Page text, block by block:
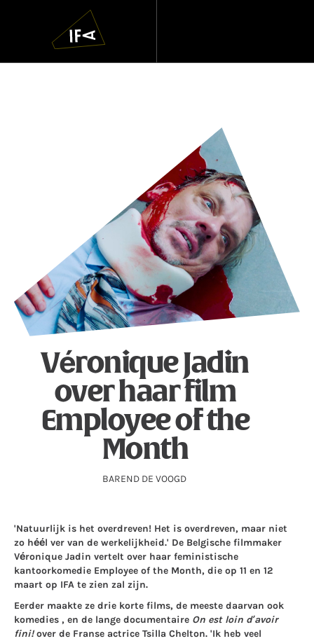
Navigatie
overslaan
Véronique Jadin
over haar film
Employee of the
Month
BAREND DE VOOGD
'Natuurlijk is het overdreven! Het is overdreven, maar niet
zo héél ver van de werkelijkheid.' De Belgische filmmaker
Véronique Jadin vertelt over haar feministische
kantoorkomedie Employee of the Month, die op 11 en 12
maart op IFA te zien zal zijn.
Eerder maakte ze drie korte films, de meeste daarvan ook
komedies , en de lange documentaire On est loin d’avoir
fini!over de Franse actrice Tsilla Chelton. 'Ik heb veel